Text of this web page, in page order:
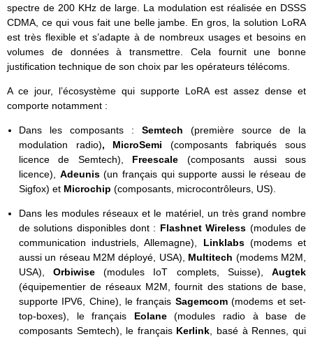
spectre de 200 KHz de large. La modulation est réalisée en DSSS
CDMA, ce qui vous fait une belle jambe. En gros, la solution LoRA
est très flexible et s’adapte à de nombreux usages et besoins en
volumes de données à transmettre. Cela fournit une bonne
justification technique de son choix par les opérateurs télécoms.
A ce jour, l’écosystème qui supporte LoRA est assez dense et
comporte notamment :
Dans les composants : Semtech (première source de la
modulation radio), MicroSemi (composants fabriqués sous
licence de Semtech), Freescale (composants aussi sous
licence), Adeunis(un français qui supporte aussi le réseau de
Sigfox) et Microchip (composants, microcontrôleurs, US).
Dans les modules réseaux et le matériel, un très grand nombre
de solutions disponibles dont : Flashnet Wireless (modules de
communication industriels, Allemagne), Linklabs (modems et
aussi un réseau M2M déployé, USA), Multitech (modems M2M,
USA),Orbiwise(modules IoT complets, Suisse),Augtek
(équipementier de réseaux M2M, fournit des stations de base,
supporte IPV6, Chine), le français Sagemcom(modems et set-
top-boxes), le français Eolane(modules radio à base de
composants Semtech), le français Kerlink, basé à Rennes, qui